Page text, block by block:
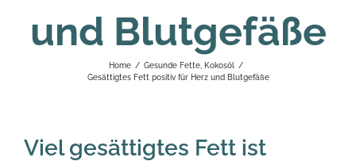
und Blutgefäße
Home / Gesunde Fette Kokosöl
/
Gesättigtes Fett positiv für Herz und Blutgefäße
Viel gesättigtes Fett ist